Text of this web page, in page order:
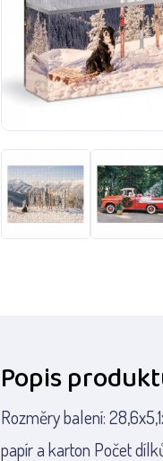
Popis
Rozměry balení:
papír a karton Počet